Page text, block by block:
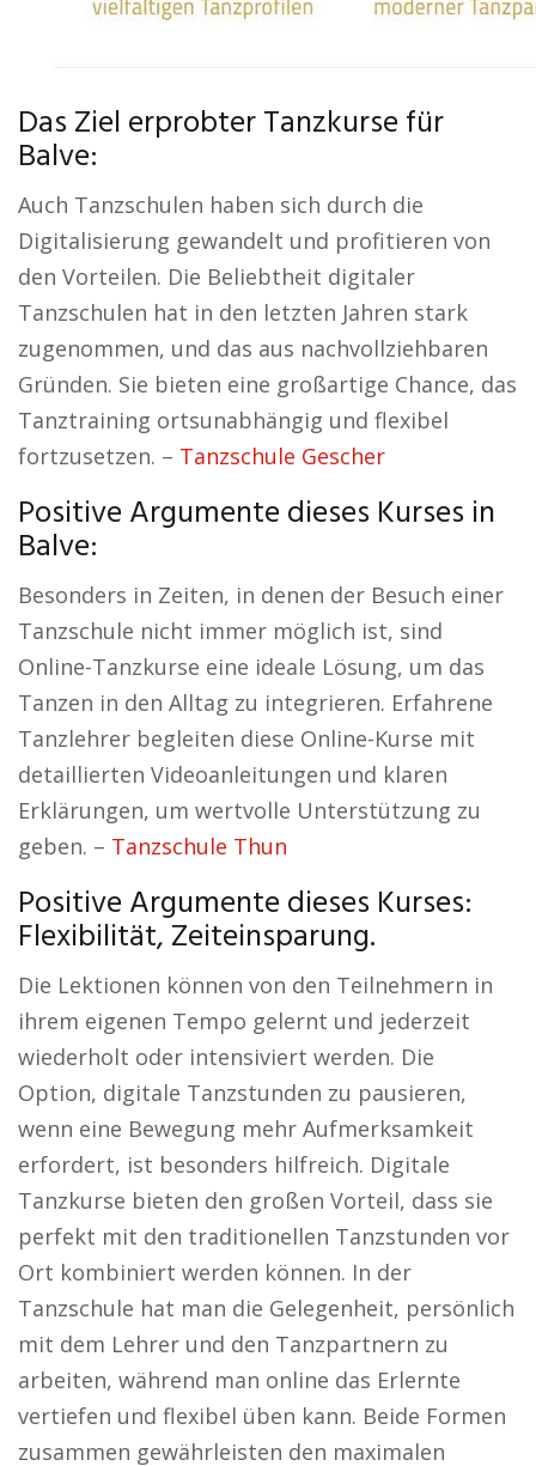
Das Ziel erprobter Tanzkurse für
Balve:
Auch Tanzschulen haben sich durch die
Digitalisierung gewandelt und profitieren von
den Vorteilen. Die Beliebtheit digitaler
Tanzschulen hat in den letzten Jahren stark
zugenommen, und das aus nachvollziehbaren
Gründen. Sie bieten eine großartige Chance, das
Tanztraining ortsunabhängig und flexibel
fortzusetzen. – Tanzschule Gescher
Positive Argumente dieses Kurses in
Balve:
Besonders in Zeiten, in denen der Besuch einer
Tanzschule nicht immer möglich ist, sind
Online-Tanzkurse eine ideale Lösung, um das
Tanzen in den Alltag zu integrieren. Erfahrene
Tanzlehrer begleiten diese Online-Kurse mit
detaillierten Videoanleitungen und klaren
Erklärungen, um wertvolle Unterstützung zu
geben. – Tanzschule Thun
Positive Argumente dieses Kurses:
Flexibilität, Zeiteinsparung.
Die Lektionen können von den Teilnehmern in
ihrem eigenen Tempo gelernt und jederzeit
wiederholt oder intensiviert werden. Die
Option, digitale Tanzstunden zu pausieren,
wenn eine Bewegung mehr Aufmerksamkeit
erfordert, ist besonders hilfreich. Digitale
Tanzkurse bieten den großen Vorteil, dass sie
perfekt mit den traditionellen Tanzstunden vor
Ort kombiniert werden können. In der
Tanzschule hat man die Gelegenheit, persönlich
mit dem Lehrer und den Tanzpartnern zu
arbeiten, während man online das Erlernte
vertiefen und flexibel üben kann. Beide Formen
zusammen gewährleisten den maximalen